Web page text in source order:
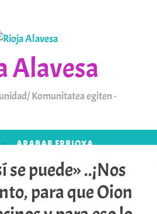
Alavesa
Komunitatea egiten
ARABAR ERRIOXA
puede» ..¡Nos
para que Oion